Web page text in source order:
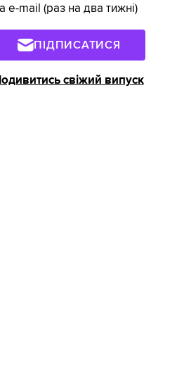
e-mail (раз на два тижні)
ПІДПИСАТИСЯ
свіжий випуск